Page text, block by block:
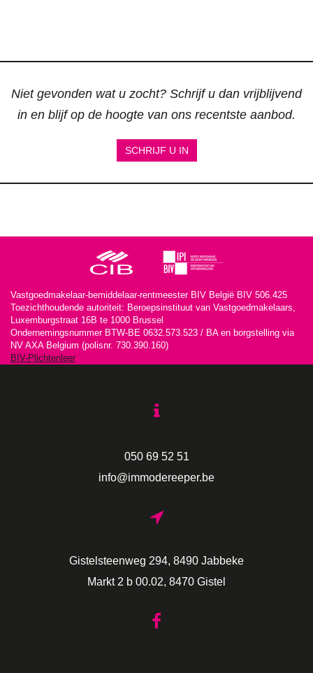
Niet gevonden wat u zocht? Schrijf u dan vrijblijvend
in en blijf op de hoogte van ons recentste aanbod.
SCHRIJF U IN
Vastgoedmakelaar-bemiddelaar-rentmeester BIV België BIV 506.425
Toezichthoudende autoriteit: Beroepsinstituut van Vastgoedmakelaars,
Luxemburgstraat 16B te 1000 Brussel
Ondernemingsnummer BTW-BE 0632.573.523 / BA en borgstelling via
NV AXA Belgium (polisnr. 730.390.160)
BIV-Plichtenleer
050 69 52 51
info@immodereeper.be
Gistelsteenweg 294, 8490 Jabbeke
Markt 2 b 00.02, 8470 Gistel